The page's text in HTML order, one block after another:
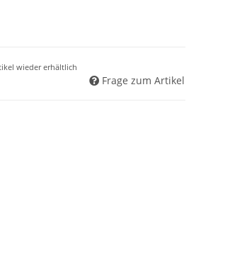
wieder erhältlich
Frage zum Artikel